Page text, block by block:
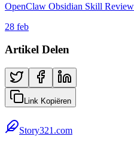
OpenClaw Obsidian Skill
28 feb
Artikel Delen
Link Kopiëren
Story321.com